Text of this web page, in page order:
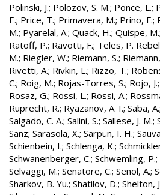
Polinski, J.; Polozov, S. M.; Ponce, L.;
E.; Price, T.; Primavera, M.; Prino, F.;
M.; Pyarelal, A.; Quack, H.; Quispe, M.;
Ratoff, P.; Ravotti, F.; Teles, P.
M.; Riegler, W.; Riemann, S.;
Rivetti, A.; Rivkin, L.; Rizzo, T.;
C.; Roig, M.; Rojas-Torres, S.; Rojo, J.;
Rosaz, G.; Rossi, L.; Rossi, A.;
Ruprecht, R.; Ryazanov, A. I.; Saba, A.;
Salgado, C. A.; Salini, S.; Sallese, J. M.;
Sanz; Sarasola, X.; Sarpün, I. H.;
Schienbein, I.; Schlenga, K.;
Schwanenberger, C.; Schwemling, P.;
Selvaggi, M.; Senatore, C.; Senol, A.;
Sharkov, B. Yu.; Shatilov, D.; Shelton,